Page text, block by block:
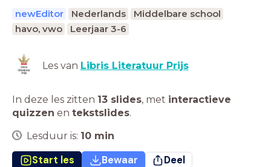
newEditor Nederlands
Middelbare school
havo, vwo
Leerjaar 3-6
Les van Libris Literatuur Prijs
In deze les zitten 13 slides, met interactieve
quizzen en tekstslides.
Lesduur is: 10 min
Start les Bewaar Deel